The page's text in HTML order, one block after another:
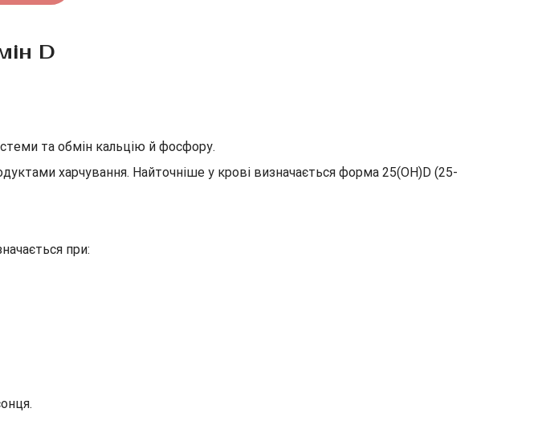
D
та обмін кальцію й фосфору.
харчування. Найточніше у крові визначається форма 25(OH)D (25-
при: